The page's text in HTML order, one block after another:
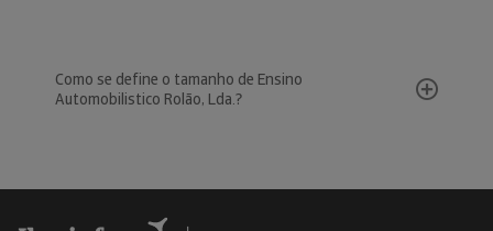
Como se define o tamanho de Ensino
Automobilistico Rolão, Lda.?